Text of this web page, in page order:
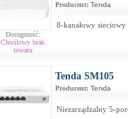
Dostępność:
Chwilowy brak
towaru
Producent: Tenda
8-kanałowy
Tenda SM105
Producent: Tenda
Niezarządzalny 5-